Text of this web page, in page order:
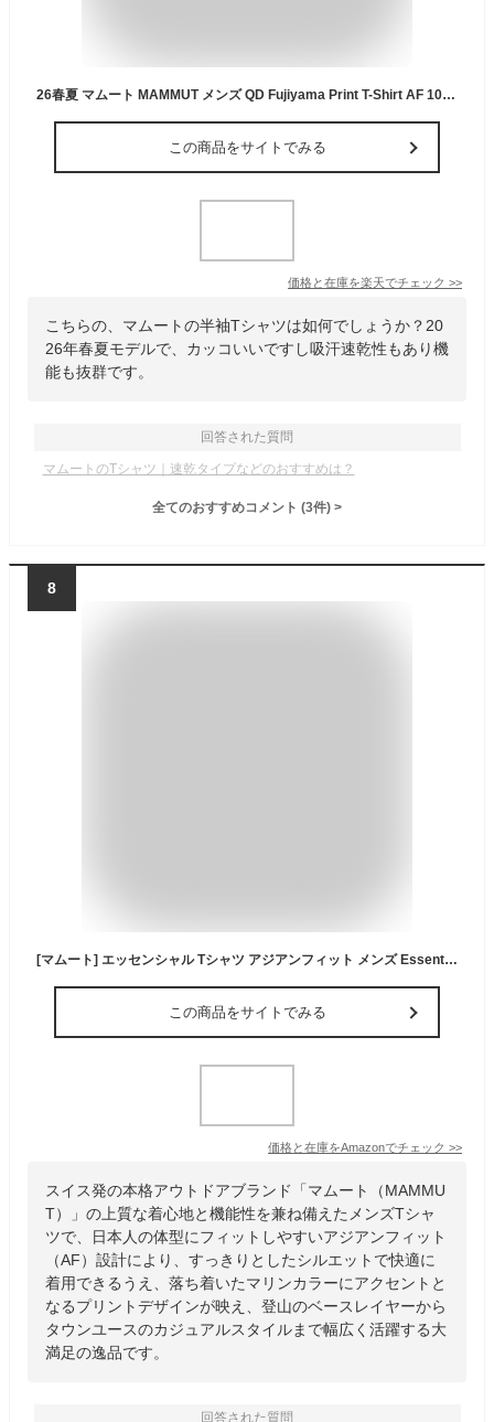
26春夏 マムート MAMMUT メンズ QD Fujiyama Print T-Shirt AF 1017-06360 半袖 Tシャツ 吸汗速乾 富士山 山開き アウトドア 登山 キャンプ
この商品をサイトでみる
価格と在庫を楽天でチェック >>
こちらの、マムートの半袖Tシャツは如何でしょうか？20
26年春夏モデルで、カッコいいですし吸汗速乾性もあり機
能も抜群です。
回答された質問
マムートのTシャツ｜速乾タイプなどのおすすめは？
全てのおすすめコメント (3件) >
8
[マムート] エッセンシャル Tシャツ アジアンフィット メンズ Essential T-Shirt AF Men 1017-05080 marine PRT1
この商品をサイトでみる
価格と在庫をAmazonでチェック >>
スイス発の本格アウトドアブランド「マムート（MAMMU
T）」の上質な着心地と機能性を兼ね備えたメンズTシャ
ツで、日本人の体型にフィットしやすいアジアンフィット
（AF）設計により、すっきりとしたシルエットで快適に
着用できるうえ、落ち着いたマリンカラーにアクセントと
なるプリントデザインが映え、登山のベースレイヤーから
タウンユースのカジュアルスタイルまで幅広く活躍する大
満足の逸品です。
回答された質問